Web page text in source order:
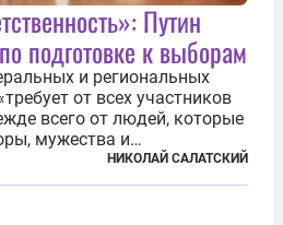
Путин
подготовке к выборам
и региональных
от всех участников
всего от людей, которые
мужества и
к формированию
президент Владимир Путин
НИКОЛАЙ САЛАТСКИЙ